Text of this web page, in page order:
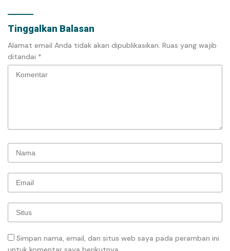
Tinggalkan Balasan
Alamat email Anda tidak akan dipublikasikan. Ruas yang wajib
ditandai *
Simpan nama, email, dan situs web saya pada peramban ini